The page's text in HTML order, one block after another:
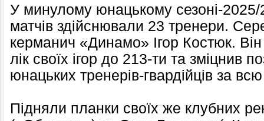
У минулому юнацькому сезоні-2025/
матчів здійснювали 23 тренери.
керманич «Динамо» Ігор Костюк.
лік своїх ігор до 213-ти та зміцнив
юнацьких тренерів-гвардійців за всю
Підняли планки своїх же клубних